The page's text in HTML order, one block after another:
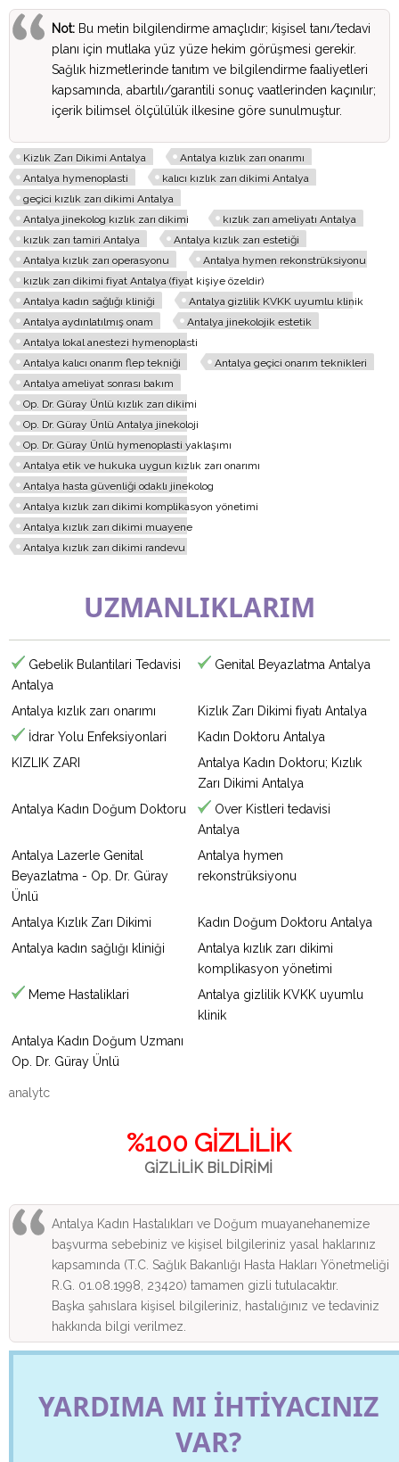
Not: Bu metin bilgilendirme amaçlıdır; kişisel tanı/tedavi
planı için mutlaka yüz yüze hekim görüşmesi gerekir.
Sağlık hizmetlerinde tanıtım ve bilgilendirme faaliyetleri
kapsamında, abartılı/garantili sonuç vaatlerinden kaçınılır;
içerik bilimsel ölçülülük ilkesine göre sunulmuştur.
Kizlık Zarı Dikimi Antalya
Antalya kızlık zarı onarımı
Antalya hymenoplasti
kalıcı kızlık zarı dikimi Antalya
geçici kızlık zarı dikimi Antalya
Antalya jinekolog kızlık zarı dikimi
kızlık zarı ameliyatı Antalya
kızlık zarı tamiri Antalya
Antalya kızlık zarı estetiği
Antalya kızlık zarı operasyonu
Antalya hymen rekonstrüksiyonu
kızlık zarı dikimi fiyat Antalya (fiyat kişiye özeldir)
Antalya kadın sağlığı kliniği
Antalya gizlilik KVKK uyumlu klinik
Antalya aydınlatılmış onam
Antalya jinekolojik estetik
Antalya lokal anestezi hymenoplasti
Antalya kalıcı onarım flep tekniği
Antalya geçici onarım teknikleri
Antalya ameliyat sonrası bakım
Op. Dr. Güray Ünlü kızlık zarı dikimi
Op. Dr. Güray Ünlü Antalya jinekoloji
Op. Dr. Güray Ünlü hymenoplasti yaklaşımı
Antalya etik ve hukuka uygun kızlık zarı onarımı
Antalya hasta güvenliği odaklı jinekolog
Antalya kızlık zarı dikimi komplikasyon yönetimi
Antalya kızlık zarı dikimi muayene
Antalya kızlık zarı dikimi randevu
UZMANLIKLARIM
Gebelik Bulantilari Tedavisi
Antalya
Genital Beyazlatma Antalya
Antalya kızlık zarı onarımı
Kizlık Zarı Dikimi fiyatı Antalya
İdrar Yolu Enfeksiyonlari
Kadın Doktoru Antalya
KIZLIK ZARI
Antalya Kadın Doktoru; Kızlık
Zarı Dikimi Antalya
Antalya Kadın Doğum Doktoru
Over Kistleri tedavisi
Antalya
Antalya Lazerle Genital
Beyazlatma - Op. Dr. Güray
Ünlü
Antalya hymen
rekonstrüksiyonu
Antalya Kızlık Zarı Dikimi
Kadın Doğum Doktoru Antalya
Antalya kadın sağlığı kliniği
Antalya kızlık zarı dikimi
komplikasyon yönetimi
Meme Hastaliklari
Antalya gizlilik KVKK uyumlu
klinik
Antalya Kadın Doğum Uzmanı
Op. Dr. Güray Ünlü
analytc
%100 GİZLİLİK
GİZLİLİK BİLDİRİMİ
Antalya Kadın Hastalıkları ve Doğum muayanehanemize
başvurma sebebiniz ve kişisel bilgileriniz yasal haklarınız
kapsamında (T.C. Sağlık Bakanlığı Hasta Hakları Yönetmeliği
R.G. 01.08.1998, 23420) tamamen gizli tutulacaktır.
Başka şahıslara kişisel bilgileriniz, hastalığınız ve tedaviniz
hakkında bilgi verilmez.
YARDIMA MI İHTİYACINIZ
VAR?